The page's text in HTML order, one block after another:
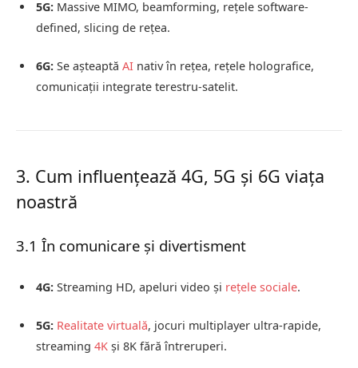
5G: Massive MIMO, beamforming, rețele software-
defined, slicing de rețea.
6G: Se așteaptă AI nativ în rețea, rețele holografice,
comunicații integrate terestru-satelit.
3. Cum influențează 4G, 5G și 6G viața
noastră
3.1 În comunicare și divertisment
4G: Streaming HD, apeluri video și rețele sociale.
5G: Realitate virtuală, jocuri multiplayer ultra-rapide,
streaming 4K și 8K fără întreruperi.